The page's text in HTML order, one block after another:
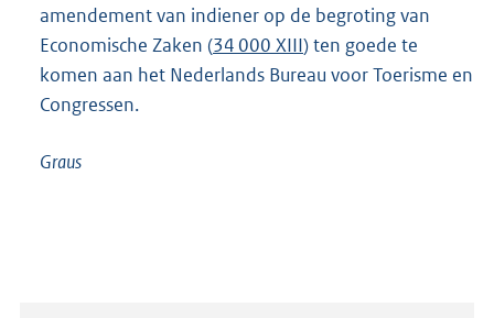
amendement van indiener op de begroting van
Economische Zaken (34 000 XIII) ten goede te
komen aan het Nederlands Bureau voor Toerisme en
Congressen.
Graus